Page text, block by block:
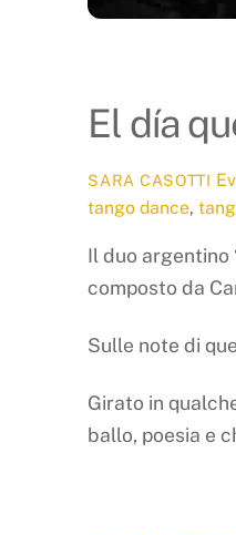
El día
SARA CASOTTI
tango dance,
Il duo argentino
composto da
Sulle note di
Girato in
ballo, poesia e